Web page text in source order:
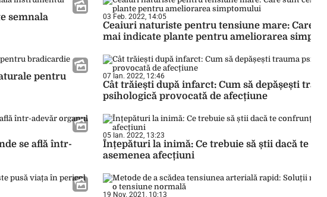
semnala
03 Feb. 2022, 14:05
Ceaiuri naturiste pentru tensiune mare: Care
mai indicate plante pentru ameliorarea
pentru
07 Ian. 2022, 12:46
Cât trăiești după infarct: Cum să depășești
psihologică provocată de afecțiune
se află într-
05 Ian. 2022, 13:23
Înțepături la inimă: Ce trebuie să știi dacă te
asemenea afecțiuni
19 Nov. 2021, 10:13